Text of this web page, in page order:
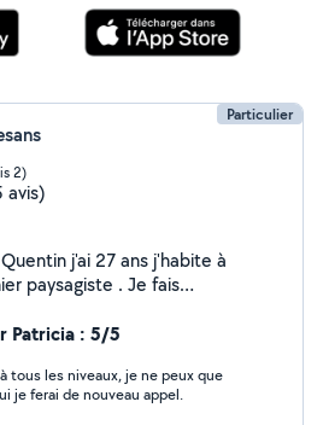
Particulier
2)
avis)
j'ai 27 ans j'habite à
paysagiste . Je fais
, abattage . Merci d'avoir pris
Je vous répondrai dans
plus brefs délais. Cordialement Quentin
Patricia : 5/5
tous les niveaux, je ne peux que
je ferai de nouveau appel.